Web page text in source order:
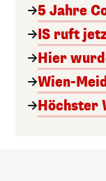
5 Jahre
IS ruft
Hier
Wien-
Höchster